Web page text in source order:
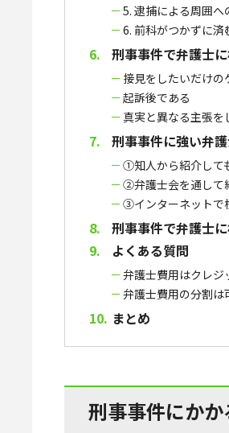
5. 逮捕による周囲
6. 前科がつかずに済
刑事事件で弁護士
接見をしたいだけの
起訴後である
真実と異なる主張を
刑事事件に強い弁
①知人から紹介して
②弁護士会を通して
③インターネットで
刑事事件で弁護士
よくある質問
弁護士費用はクレジ
弁護士費用の分割は
まとめ
刑事事件にか